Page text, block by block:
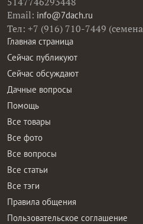
Email: info@7dach.ru
Тел: +7 (916) 710-7449
Главная страница
Сейчас публикуют
Сейчас обсуждают
Дачные вопросы
Помощь
Все товары
Все фото
Все вопросы
Все статьи
Все тэги
Правила общения
Пользовательское соглашение